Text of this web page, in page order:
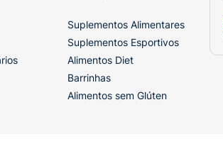
Suplementos Alimentares
Suplementos Esportivos
Alimentos Diet
Barrinhas
Alimentos sem Glúten